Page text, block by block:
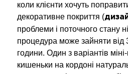
коли клієнти хочуть
декоративне покриття (
проблеми і поточного стану
процедура може зайняти від
години. Один з варіантів
кишеньки на кордоні